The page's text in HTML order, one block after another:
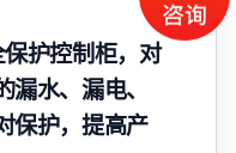
护控制柜，对
水、漏电、
保护，提高产